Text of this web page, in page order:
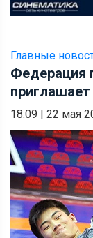
Главные
Федерация
18:09 | 22 мая